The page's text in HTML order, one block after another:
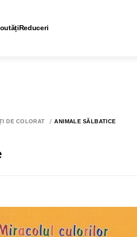
Reduceri
DE COLORAT ANIMALE SĂLBATICE